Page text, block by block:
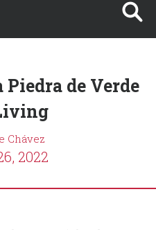
de Verde
Chávez
2022